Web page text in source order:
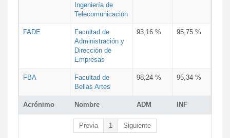
Acrónimo Nombre ADM INF
Ingeniería de
Telecomunicación
FADE
Facultad de
Administración y
Dirección de
Empresas
93,16 % 95,75 %
FBA
Facultad de
Bellas Artes
98,24 % 95,34 %
Previa 1 Siguiente